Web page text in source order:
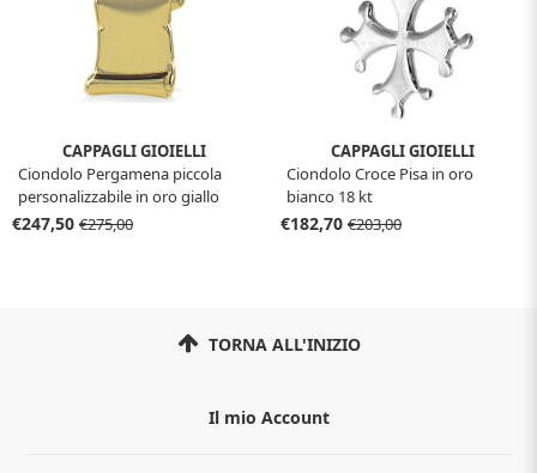
CAPPAGLI GIOIELLI
Ciondolo Pergamena piccola
personalizzabile in oro giallo
12x15 mm
€247,50 €275,00
CAPPAGLI GIOIELLI
Ciondolo Croce Pisa in oro
bianco 18 kt
€182,70 €203,00
TORNA ALL'INIZIO
Il mio Account